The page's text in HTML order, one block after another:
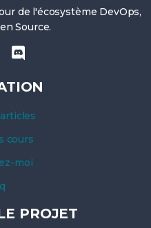
de l'écosystème DevOps,
Source.
cours
moi
PROJET